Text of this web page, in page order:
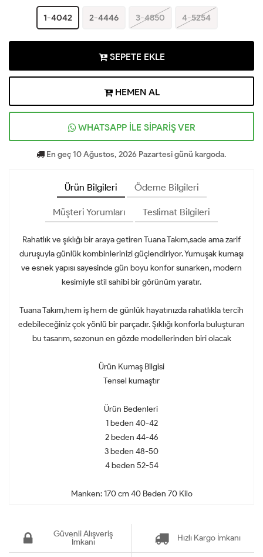
1-4042 2-4446 3-4850 4-5254
SEPETE EKLE
HEMEN AL
WHATSAPP İLE SİPARİŞ VER
En geç 10 Ağustos, 2026 Pazartesi günü kargoda.
Ürün Bilgileri Ödeme Bilgileri
Müşteri Yorumları Teslimat Bilgileri
Rahatlık ve şıklığı bir araya getiren Tuana Takım,sade ama zarif
duruşuyla günlük kombinlerinizi güçlendiriyor. Yumuşak kumaşı
ve esnek yapısı sayesinde gün boyu konfor sunarken, modern
kesimiyle stil sahibi bir görünüm yaratır.
Tuana Takım,hem iş hem de günlük hayatınızda rahatlıkla tercih
edebileceğiniz çok yönlü bir parçadır. Şıklığı konforla buluşturan
bu tasarım, sezonun en gözde modellerinden biri olacak
Ürün Kumaş Bilgisi
Tensel kumaştır
Ürün Bedenleri
1 beden 40-42
2 beden 44-46
3 beden 48-50
4 beden 52-54
Manken: 170 cm 40 Beden 70 Kilo
Güvenli Alışveriş
İmkanı
Hızlı Kargo İmkanı